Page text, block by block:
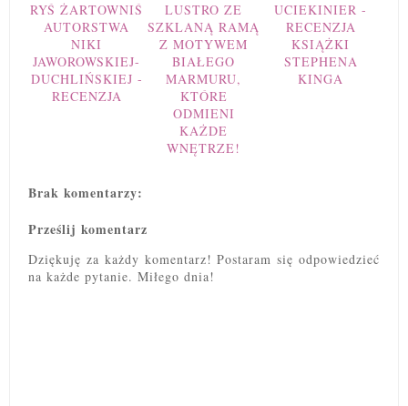
RYŚ ŻARTOWNIŚ
AUTORSTWA
NIKI
JAWOROWSKIEJ-
DUCHLIŃSKIEJ -
RECENZJA
LUSTRO ZE
SZKLANĄ RAMĄ
Z MOTYWEM
BIAŁEGO
MARMURU,
KTÓRE
ODMIENI
KAŻDE
WNĘTRZE!
UCIEKINIER -
RECENZJA
KSIĄŻKI
STEPHENA
KINGA
Brak komentarzy:
Prześlij komentarz
Dziękuję za każdy komentarz! Postaram się odpowiedzieć
na każde pytanie. Miłego dnia!